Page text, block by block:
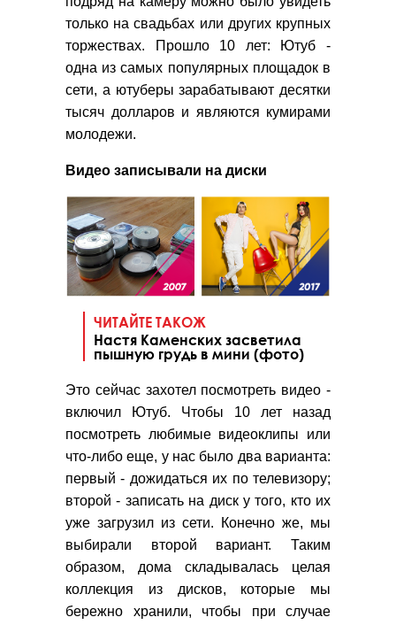
только на свадьбах или других крупных
торжествах. Прошло 10 лет: Ютуб -
одна из самых популярных площадок в
сети, а ютуберы зарабатывают десятки
тысяч долларов и являются кумирами
молодежи.
Видео записывали на диски
ЧИТАЙТЕ ТАКОЖ
Настя Каменских засветила
пышную грудь в мини (фото)
Это сейчас захотел посмотреть видео -
включил Ютуб. Чтобы 10 лет назад
посмотреть любимые видеоклипы или
что-либо еще, у нас было два варианта:
первый - дожидаться их по телевизору;
второй - записать на диск у того, кто их
уже загрузил из сети. Конечно же, мы
выбирали второй вариант. Таким
образом, дома складывалась целая
коллекция из дисков, которые мы
бережно хранили, чтобы при случае